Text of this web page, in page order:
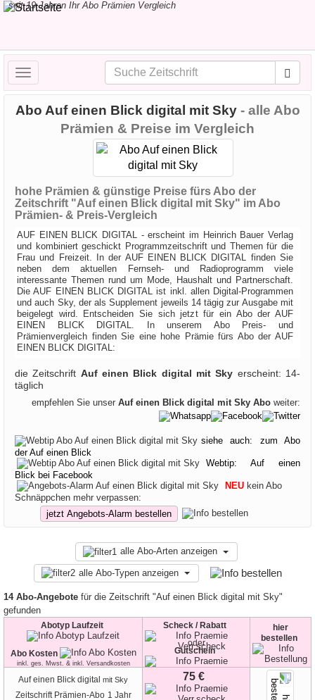
seit 19 Jahren Ihr Abo Prämien Vergleich
Toggle
navigation
Abo Auf einen Blick digital mit Sky- alle Abo
Prämien & Preise im Vergleich
hohe Prämien & günstige Preise fürs Abo der
Zeitschrift "Auf einen Blick digital mit Sky" im Abo
Prämien- & Preis-Vergleich
AUF EINEN BLICK DIGITAL - erscheint im Heinrich Bauer Verlag
und kombiniert geschickt Programmzeitschrift und Themen für die
Frau und Freizeit. In der AUF EINEN BLICK DIGITAL finden Sie
neben dem aktuellen Fernseh- und Radioprogramm viele
interessante Themen rund um Mode, Haushalt und Partnerschaft.
Die AUF EINEN BLICK DIGITAL ist inkl. allen Digital-Programmen
und auch Sky, der als Supplement jeweils 14 tägig zur Ausgabe mit
beigelegt wird. Entscheiden Sie sich jetzt für ein Abo der AUF
EINEN BLICK DIGITAL. In unserem Abo Preis- und
Prämienvergleich finden Sie eine hohe Prämie fürs Abo der AUF
EINEN BLICK DIGITAL:
die Zeitschrift Auf einen Blick digital mit Sky erscheint: 14-
täglich
empfehlen Sie unser Auf einen Blick digital mit Sky Abo weiter:
siehe auch: zum Abo
der Auf einen Blick
Webtip: Auf einen
Blick bei Facebook
NEU kein Abo
Schnäppchen mehr verpassen:
jetzt Angebots-Alarm bestellen
alle Abo-Arten anzeigen
alle Abo-Typen anzeigen
14 Abo-Angebote für die Zeitschrift "Auf einen Blick digital mit Sky"
gefunden
Abotyp Laufzeit
Abo Kosten
inkl. ges. Mwst. & inkl. Versandkosten
Scheck / Rabatt
oder
Gutschein
hier
bestellen
Auf einen Blick digital mit Sky
Zeitschrift Prämien-Abo 1 Jahr
75 €